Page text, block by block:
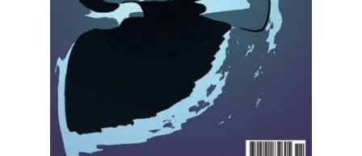
Tore Strand Olsen
Trond Ivar Hansen
Xueting Yang
Til kassen